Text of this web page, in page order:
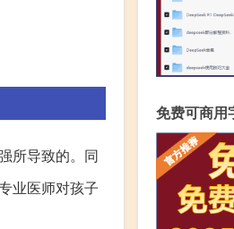
所导致的。同
业医师对孩子
免费可商用